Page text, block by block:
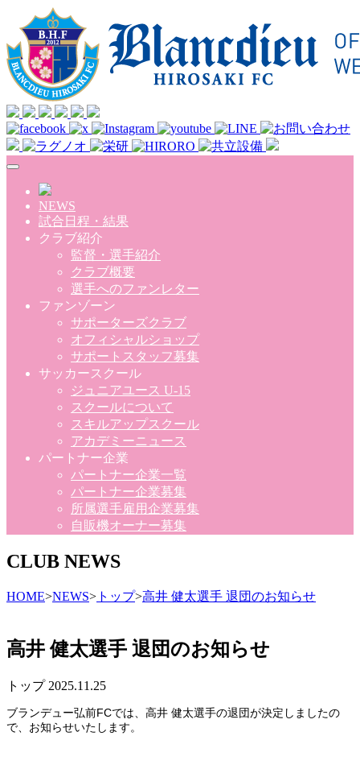
Skip to main content
NEWS
試合日程・結果
クラブ紹介
監督・選手紹介
クラブ概要
選手へのファンレター
ファンゾーン
サポーターズクラブ
オフィシャルショップ
サポートスタッフ募集
サッカースクール
ジュニアユース U-15
スクールについて
スキルアップスクール
アカデミーニュース
パートナー企業
パートナー企業一覧
パートナー企業募集
所属選手雇用企業募集
自販機オーナー募集
CLUB NEWS
HOME>NEWS> トップ>高井 健太選手 退団のお知らせ
高井 健太選手 退団のお知らせ
トップ 2025.11.25
ブランデュー弘前FCでは、高井 健太選手の退団が決定しましたの
で、お知らせいたします。